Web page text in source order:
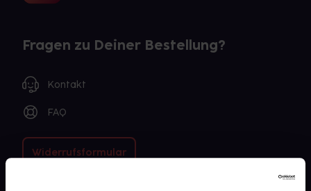
Fragen zu Deiner Bestellung?
Kontakt
FAQ
Widerrufsformular